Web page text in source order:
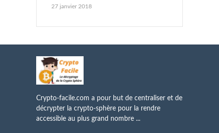
27 janvier 2018
Crypto-facile.com a pour but de centraliser et de
décrypter la crypto-sphère pour la rendre
accessible au plus grand nombre ...